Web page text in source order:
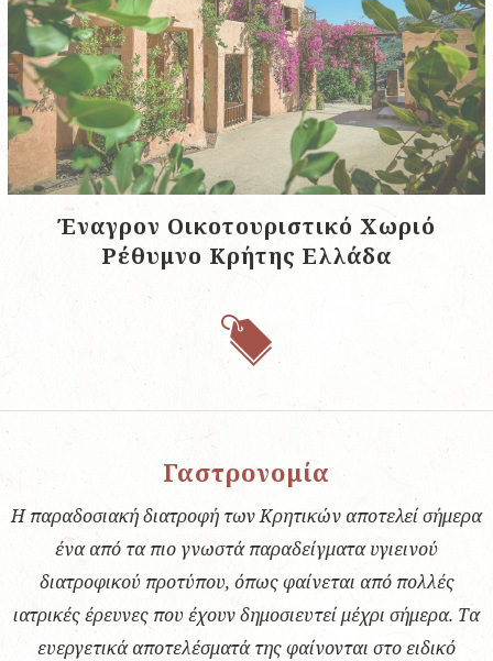
Έναγρον Οικοτουριστικό Χωριό
Ρέθυμνο Κρήτης Ελλάδα
Γαστρονομία
Η παραδοσιακή διατροφή των Κρητικών αποτελεί σήμερα
ένα από τα πιο γνωστά παραδείγματα υγιεινού
διατροφικού προτύπου, όπως φαίνεται από πολλές
ιατρικές έρευνες που έχουν δημοσιευτεί μέχρι σήμερα. Τα
ευεργετικά αποτελέσματά της φαίνονται στο ειδικό